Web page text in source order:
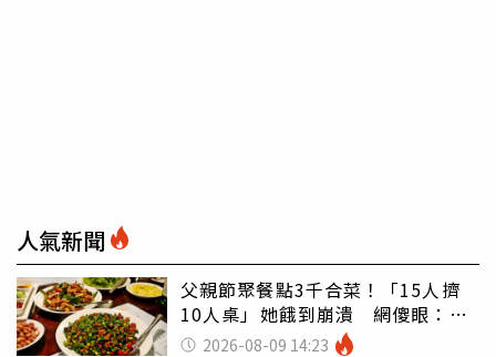
人氣新聞
父親節聚餐點3千合菜！「15人擠
10人桌」她餓到崩潰 網傻眼：讓
店家看笑話
2026-08-09 14:23